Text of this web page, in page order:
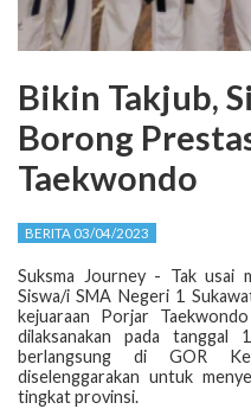
Bikin Takjub,
Borong
Taekwondo
BERITA 03/04/2023
Suksma Journey - Tak usai
Siswa/i SMA Negeri 1
kejuaraan Porjar
dilaksanakan pada
berlangsung di GOR
diselenggarakan untuk
tingkat provinsi.